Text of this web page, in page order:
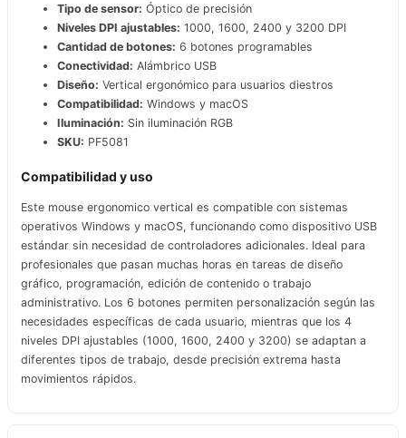
Tipo de sensor: Óptico de precisión
Niveles DPI ajustables: 1000, 1600, 2400 y 3200 DPI
Cantidad de botones: 6 botones programables
Conectividad: Alámbrico USB
Diseño: Vertical ergonómico para usuarios diestros
Compatibilidad: Windows y macOS
Iluminación: Sin iluminación RGB
SKU: PF5081
Compatibilidad y uso
Este mouse ergonomico vertical es compatible con sistemas
operativos Windows y macOS, funcionando como dispositivo USB
estándar sin necesidad de controladores adicionales. Ideal para
profesionales que pasan muchas horas en tareas de diseño
gráfico, programación, edición de contenido o trabajo
administrativo. Los 6 botones permiten personalización según las
necesidades específicas de cada usuario, mientras que los 4
niveles DPI ajustables (1000, 1600, 2400 y 3200) se adaptan a
diferentes tipos de trabajo, desde precisión extrema hasta
movimientos rápidos.